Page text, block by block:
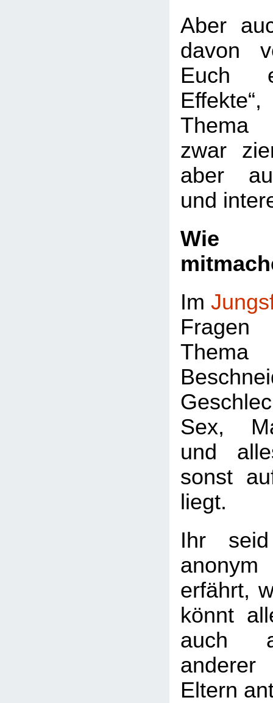
Aber
davon
Euch
Thema
zwar
aber
und
Wie
Im
Sex,
und
sonst
liegt.
Ihr
erfährt,
könnt
auch
Eltern